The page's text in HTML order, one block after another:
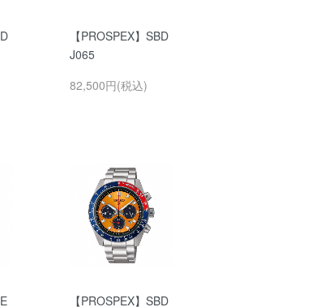
【PROSPEX】SBD
J065
82,500円(税込)
【PROSPEX】SBD